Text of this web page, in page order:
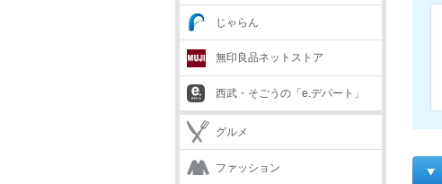
じゃらん
無印良品ネットストア
西武・そごうの「e.デパート」
グルメ
ファッション